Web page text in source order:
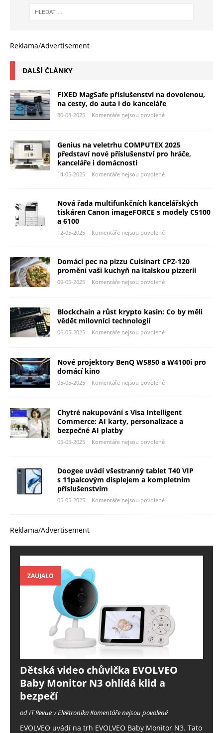
Reklama/Advertisement
DALŠÍ ČLÁNKY
FIXED MagSafe příslušenství na dovolenou,
na cesty, do auta i do kanceláře
30-08-2025 Komentáře nejsou povolené
Genius na veletrhu COMPUTEX 2025
představí nové příslušenství pro hráče,
kanceláře i domácnosti
14-05-2025 Komentáře nejsou povolené
Nová řada multifunkčních kancelářských
tiskáren Canon imageFORCE s modely C5100
a 6100
12-05-2025 Komentáře nejsou povolené
Domácí pec na pizzu Cuisinart CPZ-120
promění vaši kuchyň na italskou pizzerii
09-05-2025 Komentáře nejsou povolené
Blockchain a růst krypto kasin: Co by měli
vědět milovníci technologií
06-05-2025 Komentáře nejsou povolené
Nové projektory BenQ W5850 a W4100i pro
domácí kino
05-05-2025 Komentáře nejsou povolené
Chytré nakupování s Visa Intelligent
Commerce: AI karty, personalizace a
bezpečné AI platby
05-05-2025 Komentáře nejsou povolené
Doogee uvádí všestranný tablet T40 VIP
s 11palcovým displejem a kompletním
příslušenstvím
05-05-2025 Komentáře nejsou povolené
Reklama/Advertisement
ZAUJALO
Dětská video chůvička EVOLVEO
Baby Monitor N3 ohlídá klid a
bezpečí
od IT Revue v ElektronikaKomentáře nejsou povolené
EVOLVEO uvádí na trh EVOLVEO Baby Monitor N3. Tato